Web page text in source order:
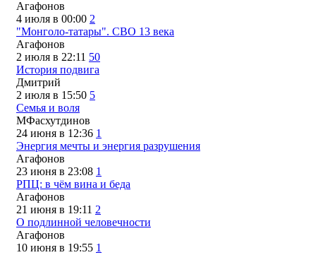
Агафонов
4 июля в 00:00 2
"Монголо-татары". СВО 13 века
Агафонов
2 июля в 22:11 50
История подвига
Дмитрий
2 июля в 15:50 5
Семья и воля
МФасхутдинов
24 июня в 12:36 1
Энергия мечты и энергия разрушения
Агафонов
23 июня в 23:08 1
РПЦ: в чём вина и беда
Агафонов
21 июня в 19:11 2
О подлинной человечности
Агафонов
10 июня в 19:55 1